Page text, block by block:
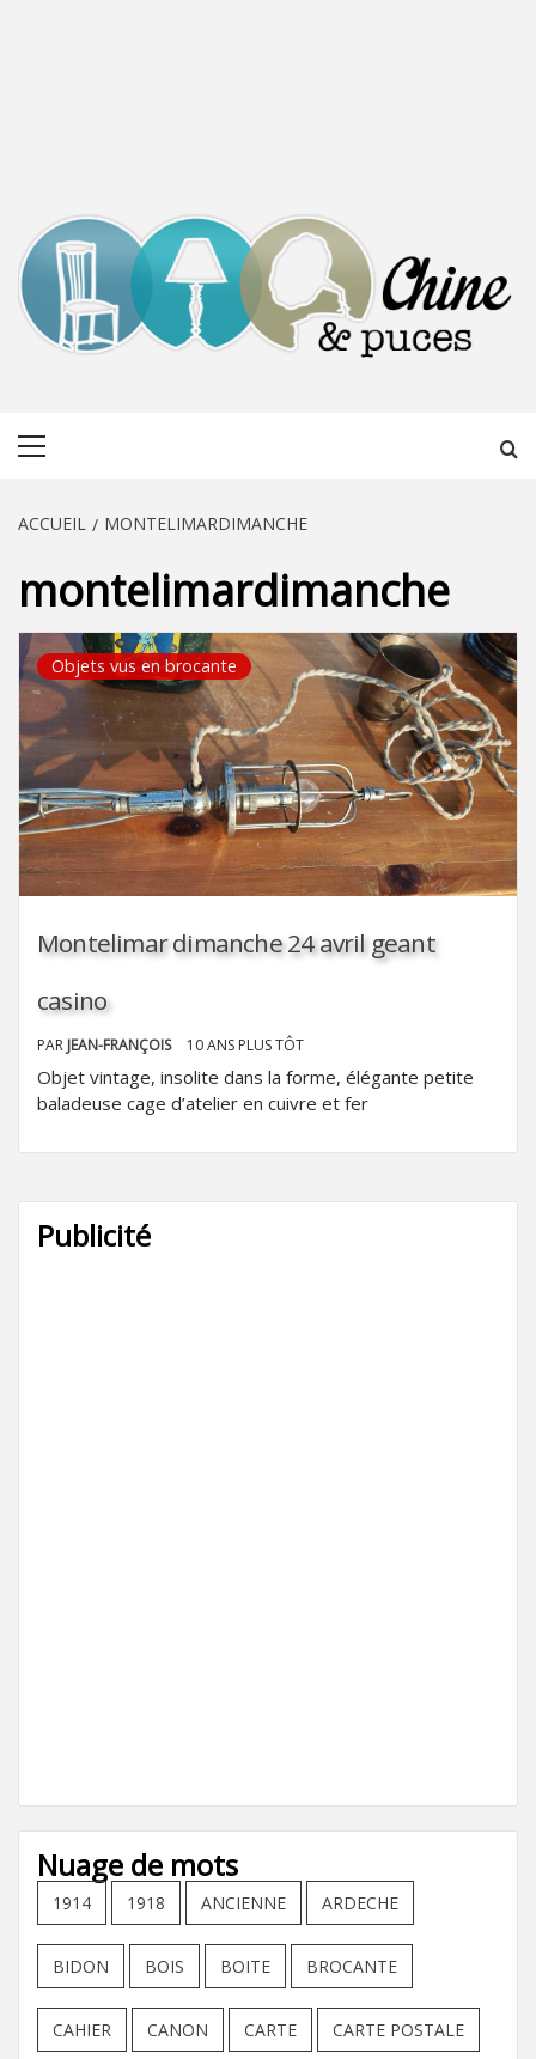
ACCUEIL MONTELIMARDIMANCHE
montelimardimanche
Objets vus en brocante
Montelimar dimanche 24 avril geant
casino
PAR JEAN-FRANÇOIS 10 ANS PLUS TÔT
Objet vintage, insolite dans la forme, élégante petite
baladeuse cage d’atelier en cuivre et fer
Publicité
Nuage de mots
1914 1918 ANCIENNE ARDECHE
BIDON BOIS BOITE BROCANTE
CAHIER CANON CARTE CARTE POSTALE